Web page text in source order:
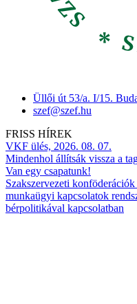
Üllői út 53/a. I/15.
szef@szef.hu
FRISS HÍREK
VKF ülés, 2026. 08. 07.
Mindenhol állítsák vissza a
Van egy csapatunk!
Szakszervezeti
munkaügyi kapcsolatok
bérpolitikával kapcsolatban